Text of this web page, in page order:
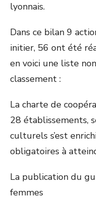
lyonnais.
Dans ce bilan 9
initier, 56 ont été
en voici une liste
classement :
La charte de
28 établissements,
culturels s’est
obligatoires à
La publication du
femmes